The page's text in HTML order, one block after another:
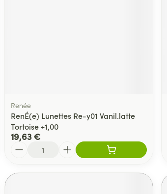
Renée
RenÉ(e) Lunettes Re-y01 Vanil.latte
Tortoise +1,00
19,63 €